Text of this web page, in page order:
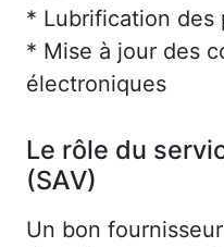
* Lubrification des
* Mise à jour des
électroniques
Le rôle du
(SAV)
Un bon